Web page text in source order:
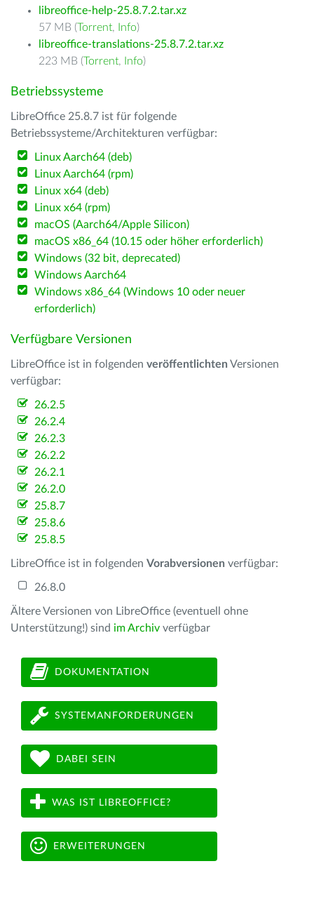
libreoffice-help-25.8.7.2.tar.xz
57 MB (Torrent, Info)
libreoffice-translations-25.8.7.2.tar.xz
223 MB (Torrent, Info)
Betriebssysteme
LibreOffice 25.8.7 ist für folgende
Betriebssysteme/Architekturen verfügbar:
Linux Aarch64 (deb)
Linux Aarch64 (rpm)
Linux x64 (deb)
Linux x64 (rpm)
macOS (Aarch64/Apple Silicon)
macOS x86_64 (10.15 oder höher erforderlich)
Windows (32 bit, deprecated)
Windows Aarch64
Windows x86_64 (Windows 10 oder neuer
erforderlich)
Verfügbare Versionen
LibreOffice ist in folgenden veröffentlichten Versionen
verfügbar:
26.2.5
26.2.4
26.2.3
26.2.2
26.2.1
26.2.0
25.8.7
25.8.6
25.8.5
LibreOffice ist in folgenden Vorabversionen verfügbar:
26.8.0
Ältere Versionen von LibreOffice (eventuell ohne
Unterstützung!) sind im Archiv verfügbar
DOKUMENTATION
SYSTEMANFORDERUNGEN
DABEI SEIN
WAS IST LIBREOFFICE?
ERWEITERUNGEN